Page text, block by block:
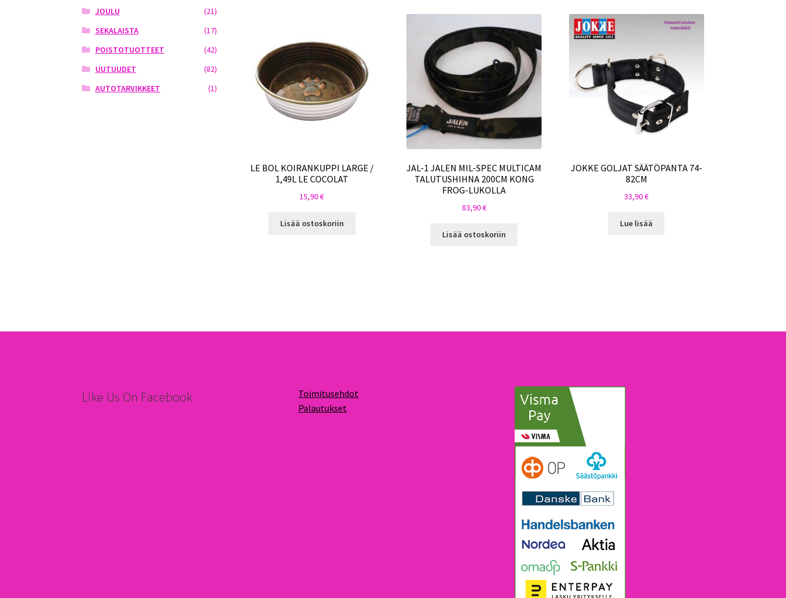
LE BOL KOIRANKUPPI LARGE /
1,49L LE COCOLAT
15,90€
Lisää ostoskoriin
JAL-1 JALEN MIL-SPEC MULTICAM
TALUTUSHIHNA 200CM KONG
FROG-LUKOLLA
83,90€
Lisää ostoskoriin
JOKKE GOLJAT SÄÄTÖPANTA 74-
82CM
33,90€
Lue lisää
JOULU
(21)
SEKALAISTA
(17)
POISTOTUOTTEET
(42)
UUTUUDET
(82)
AUTOTARVIKKEET
(1)
Like Us On Facebook
Toimitusehdot
Palautukset